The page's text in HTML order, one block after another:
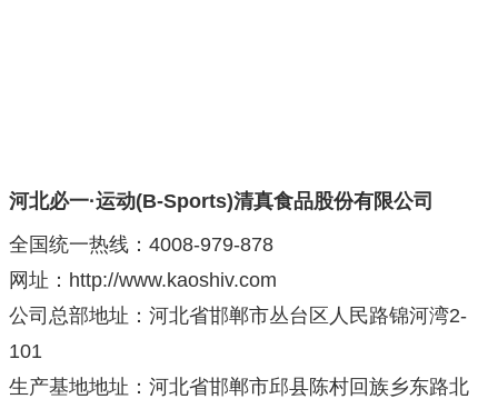
河北必一·运动(B-Sports)清真食品股份有限公司
全国统一热线：4008-979-878
网址：http://www.kaoshiv.com
公司总部地址：河北省邯郸市丛台区人民路锦河湾2-
101
生产基地地址：河北省邯郸市邱县陈村回族乡东路北